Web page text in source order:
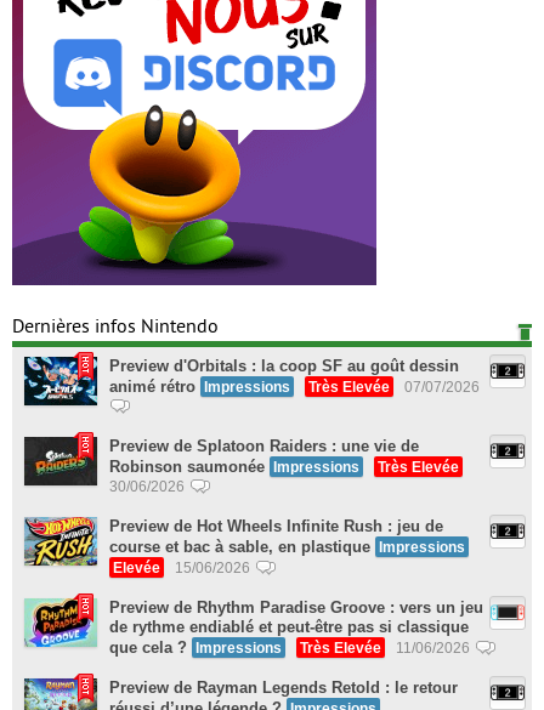
Dernières infos Nintendo
Preview d'Orbitals : la coop SF au goût dessin
animé rétro
Impressions Très Elevée 07/07/2026
Preview de Splatoon Raiders : une vie de
Robinson saumonée
Impressions
Très Elevée
30/06/2026
Preview de Hot Wheels Infinite Rush : jeu de
course et bac à sable, en plastique
Impressions
Elevée
15/06/2026
Preview de Rhythm Paradise Groove : vers un jeu
de rythme endiablé et peut-être pas si classique
que cela ?
Impressions Très Elevée 11/06/2026
Preview de Rayman Legends Retold : le retour